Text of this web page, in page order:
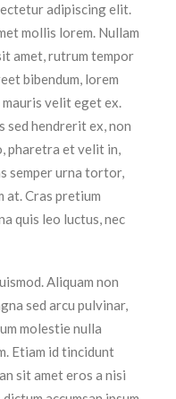
adipiscing elit.
mollis lorem. Nullam
amet, rutrum tempor
bibendum, lorem
velit eget ex.
sed hendrerit ex, non
pharetra et velit in,
semper urna tortor,
at. Cras pretium
quis leo luctus, nec
Aliquam non
sed arcu pulvinar,
molestie nulla
Etiam id tincidunt
sit amet eros a nisi